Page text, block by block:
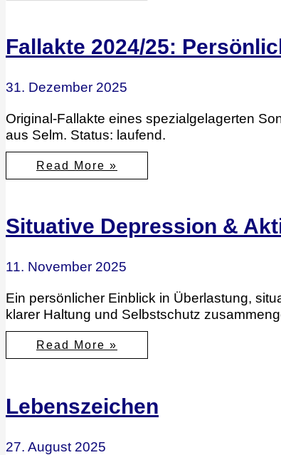
nicht,
aber
eine
Debatte
Fallakte 2024/25:
31. Dezember 2025
Original-Fallakte eines spezialgelagerten
aus Selm. Status: laufend.
Fallakte
2024/25:
spezialgelagerter
Sonderfall
Read More »
Situative Depression &
11. November 2025
Ein persönlicher Einblick in Überlastung,
klarer Haltung und Selbstschutz
Situative
Depression
Selbstschutz
Read More »
Lebenszeichen
27. August 2025